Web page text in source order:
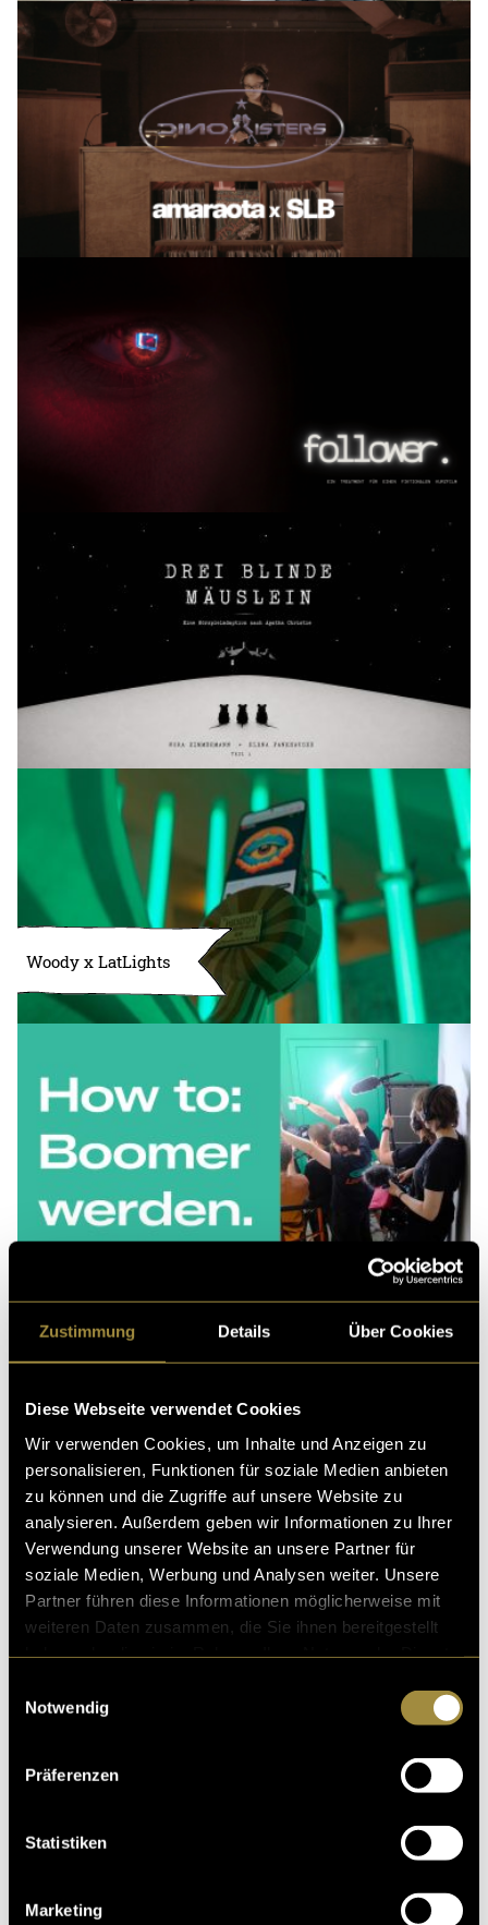
Zustimmung Details Über Cookies
Diese Webseite verwendet Cookies
Wir verwenden Cookies, um Inhalte und Anzeigen zu
personalisieren, Funktionen für soziale Medien anbieten
zu können und die Zugriffe auf unsere Website zu
analysieren. Außerdem geben wir Informationen zu Ihrer
Verwendung unserer Website an unsere Partner für
soziale Medien, Werbung und Analysen weiter. Unsere
Partner führen diese Informationen möglicherweise mit
weiteren Daten zusammen, die Sie ihnen bereitgestellt
Notwendig
Präferenzen
Statistiken
Marketing
Woody x LatLights